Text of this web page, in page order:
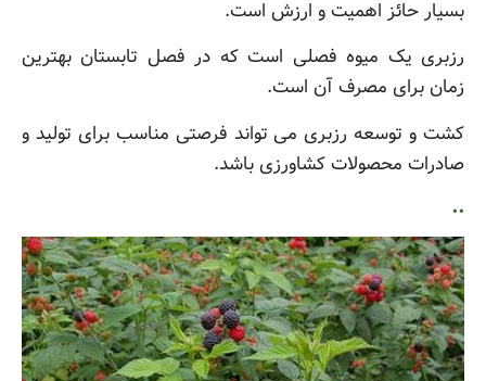
بسیار حائز اهمیت و ارزش است.
رزبری یک میوه فصلی است که در فصل تابستان بهترین
زمان برای مصرف آن است.
کشت و توسعه رزبری می تواند فرصتی مناسب برای تولید و
صادرات محصولات کشاورزی باشد.
..